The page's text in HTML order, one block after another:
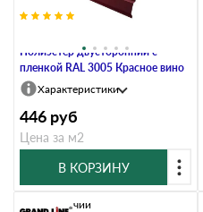
Полиэстер двусторонний с
пленкой RAL 3005 Красное вино
Характеристики
446 руб
Цена за м2
В КОРЗИНУ
В наличии